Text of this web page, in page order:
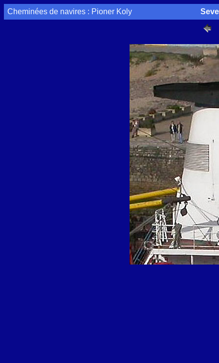
Cheminées de navires : Pioner Koly